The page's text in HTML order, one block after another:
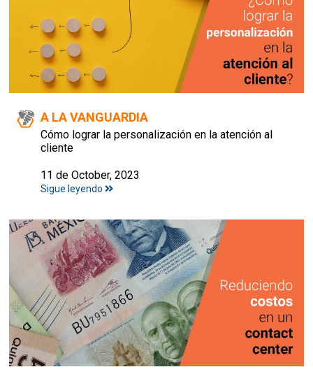
A LA VANGUARDIA
Cómo lograr la personalización en la atención al
cliente
11 de October, 2023
Sigue leyendo